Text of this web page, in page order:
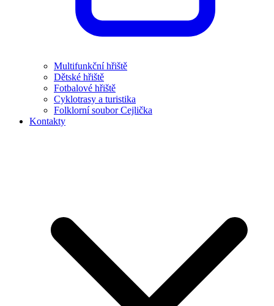
Multifunkční hřiště
Dětské hřiště
Fotbalové hřiště
Cyklotrasy a turistika
Folklorní soubor Cejlička
Kontakty